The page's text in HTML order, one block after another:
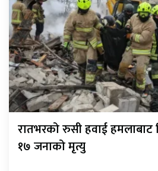
रातभरको रुसी हवाई हमलाबाट
१७ जनाको मृत्यु